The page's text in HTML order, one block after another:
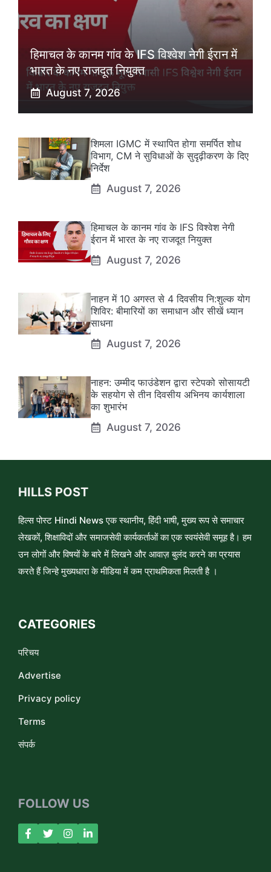
हिमाचल के कानम गांव के IFS विश्वेश नेगी ईरान में
भारत के नए राजदूत नियुक्त
August 7, 2026
शिमला IGMC में स्थापित होगा समर्पित शोध
विभाग, CM ने सुविधाओं के सुदृढ़ीकरण के दिए
निर्देश
August 7, 2026
हिमाचल के कानम गांव के IFS विश्वेश नेगी
ईरान में भारत के नए राजदूत नियुक्त
August 7, 2026
नाहन में 10 अगस्त से 4 दिवसीय नि:शुल्क योग
शिविर: बीमारियों का समाधान और सीखें ध्यान
साधना
August 7, 2026
नाहन: उम्मीद फाउंडेशन द्वारा स्टेपको सोसायटी
के सहयोग से तीन दिवसीय अभिनय कार्यशाला
का शुभारंभ
August 7, 2026
HILLS POST
हिल्स पोस्ट Hindi News एक स्थानीय, हिंदी भाषी, मुख्य रूप से समाचार
लेखकों, शिक्षाविदों और समाजसेवी कार्यकर्ताओं का एक स्वयंसेवी समूह है। हम
उन लोगों और विषयों के बारे में लिखने और आवाज़ बुलंद करने का प्रयास
करते हैं जिन्हे मुख्यधारा के मीडिया में कम प्राथमिकता मिलती है ।
CATEGORIES
परिचय
Advertise
Privacy policy
Terms
संपर्क
FOLLOW US